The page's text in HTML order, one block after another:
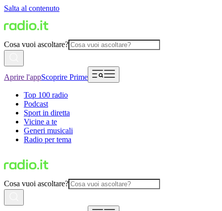
Salta al contenuto
Cosa vuoi ascoltare?
Aprire l'appScoprire Prime
Top 100 radio
Podcast
Sport in diretta
Vicine a te
Generi musicali
Radio per tema
Cosa vuoi ascoltare?